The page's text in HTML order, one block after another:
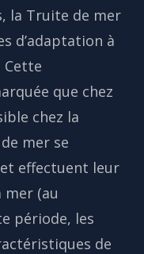
la Truite de mer
d’adaptation à
Cette
que chez
chez la
mer se
effectuent leur
mer (au
période, les
de